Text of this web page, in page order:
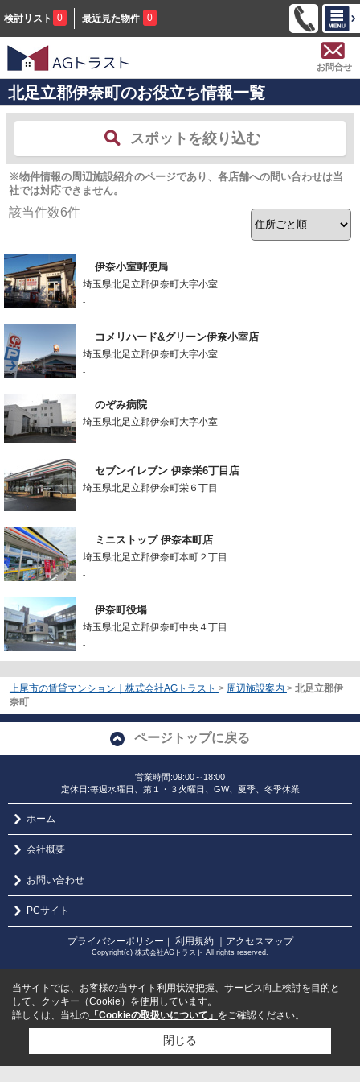
検討リスト 0 最近見た物件 0
お問合せ
北足立郡伊奈町のお役立ち情報一覧
スポットを絞り込む
※物件情報の周辺施設紹介のページであり、各店舗への問い合わせは当
社では対応できません。
該当件数6件
伊奈小室郵便局
埼玉県北足立郡伊奈町大字小室
-
コメリハード&グリーン伊奈小室店
埼玉県北足立郡伊奈町大字小室
-
のぞみ病院
埼玉県北足立郡伊奈町大字小室
-
セブンイレブン 伊奈栄6丁目店
埼玉県北足立郡伊奈町栄６丁目
-
ミニストップ 伊奈本町店
埼玉県北足立郡伊奈町本町２丁目
-
伊奈町役場
埼玉県北足立郡伊奈町中央４丁目
-
上尾市の賃貸マンション｜株式会社AGトラスト > 周辺施設案内 > 北足立郡伊
奈町
ページトップに戻る
営業時間:09:00～18:00
定休日:毎週水曜日、第１・３火曜日、GW、夏季、冬季休業
ホーム
会社概要
お問い合わせ
PCサイト
プライバシーポリシー ｜ 利用規約 ｜アクセスマップ
Copyright(c) 株式会社AGトラスト All rights reserved.
当サイトでは、お客様の当サイト利用状況把握、サービス向上検討を目的と
して、クッキー（Cookie）を使用しています。
詳しくは、当社の 「Cookieの取扱いについて」 をご確認ください。
閉じる